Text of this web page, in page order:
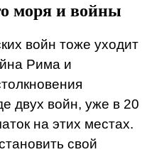
моря и войны
войн тоже уходит
Рима и
двух войн, уже в 20
на этих местах.
свой